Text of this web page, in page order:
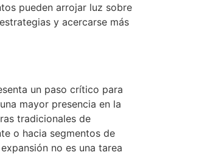
pueden arrojar luz sobre
y acercarse más
un paso crítico para
mayor presencia en la
tradicionales de
o hacia segmentos de
no es una tarea